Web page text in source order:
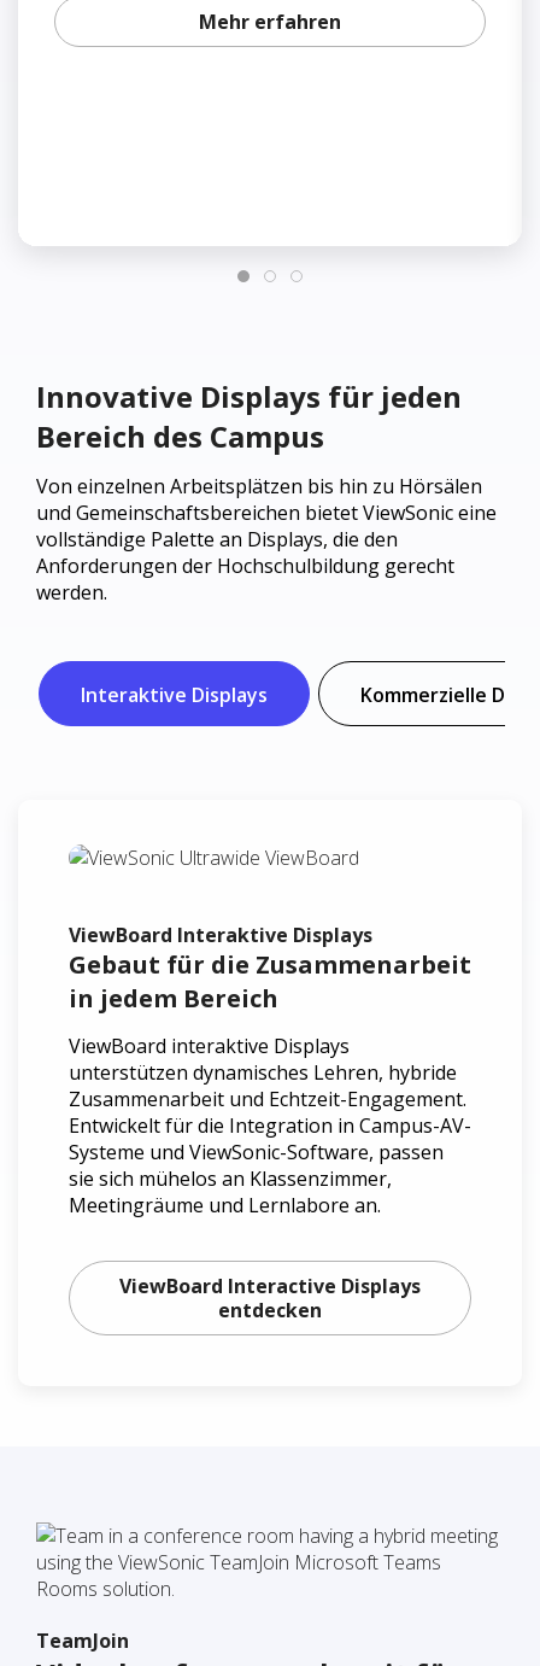
Mehr erfahren
Innovative Displays für jeden
Bereich des Campus
Von einzelnen Arbeitsplätzen bis hin zu Hörsälen
und Gemeinschaftsbereichen bietet ViewSonic eine
vollständige Palette an Displays, die den
Anforderungen der Hochschulbildung gerecht
werden.
Interaktive Displays Kommerzielle
ViewBoard Interaktive Displays
Gebaut für die Zusammenarbeit
in jedem Bereich
ViewBoard interaktive Displays
unterstützen dynamisches Lehren, hybride
Zusammenarbeit und Echtzeit-Engagement.
Entwickelt für die Integration in Campus-AV-
Systeme und ViewSonic-Software, passen
sie sich mühelos an Klassenzimmer,
Meetingräume und Lernlabore an.
ViewBoard Interactive Displays
entdecken
TeamJoin